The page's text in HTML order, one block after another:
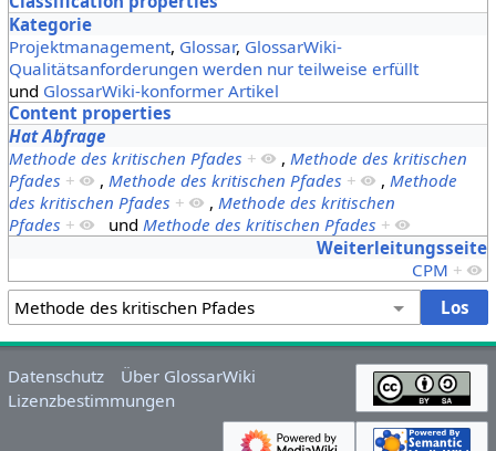
Kategorie
Projektmanagement, Glossar, GlossarWiki-
Qualitätsanforderungen werden nur teilweise erfüllt
und GlossarWiki-konformer Artikel
Content properties
Hat Abfrage
Methode des kritischen Pfades + , Methode des kritischen
Pfades + , Methode des kritischen Pfades + , Methode
des kritischen Pfades + , Methode des kritischen
Pfades + und Methode des kritischen Pfades +
Weiterleitungsseite
CPM +
Datenschutz
Über GlossarWiki
Lizenzbestimmungen